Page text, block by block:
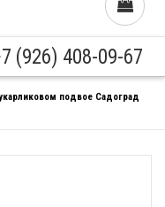
(926) 408-09-67
подвое Садоград